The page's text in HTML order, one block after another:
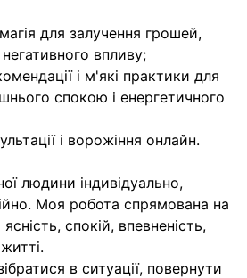
для залучення грошей,
негативного впливу;
і м'які практики для
спокою і енергетичного
і ворожіння онлайн.
людини індивідуально,
Моя робота спрямована на
спокій, впевненість,
в ситуації, повернути